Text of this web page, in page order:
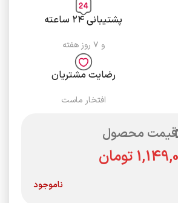
پشتیبانی ۲۴ ساعته
و ۷ روز هفته
رضایت مشتریان
افتخار ماست
قیمت محصول
تومان
ناموجود